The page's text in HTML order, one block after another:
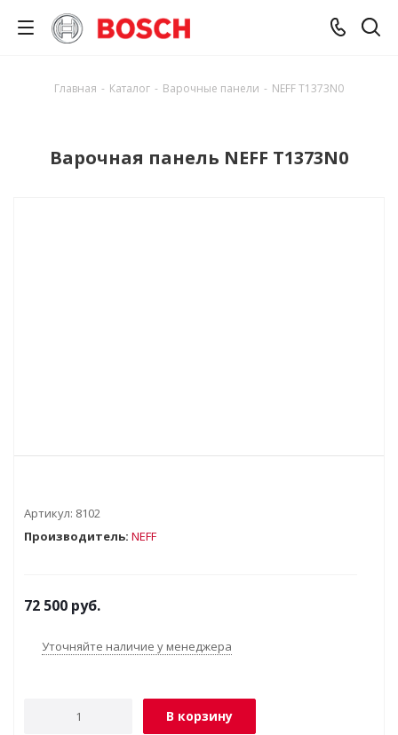
Главная - Каталог - Варочные панели - NEFF T1373N0
Варочная панель NEFF T1373N0
Артикул: 8102
Производитель: NEFF
72 500 руб.
Уточняйте наличие у менеджера
В корзину